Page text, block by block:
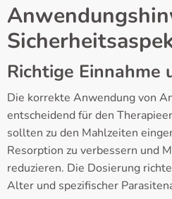
Richtige Einnahme
Die korrekte Anwendung von
entscheidend für den
sollten zu den Mahlzeiten
Resorption zu verbessern und
reduzieren. Die Dosierung
Alter und spezifischer